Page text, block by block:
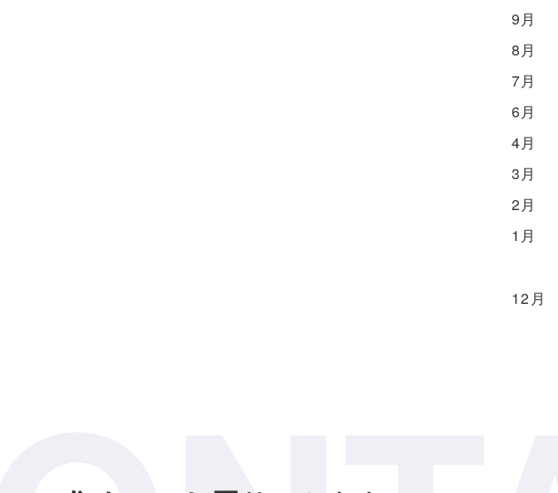
9月
8月
7月
6月
4月
3月
2月
1月
12月